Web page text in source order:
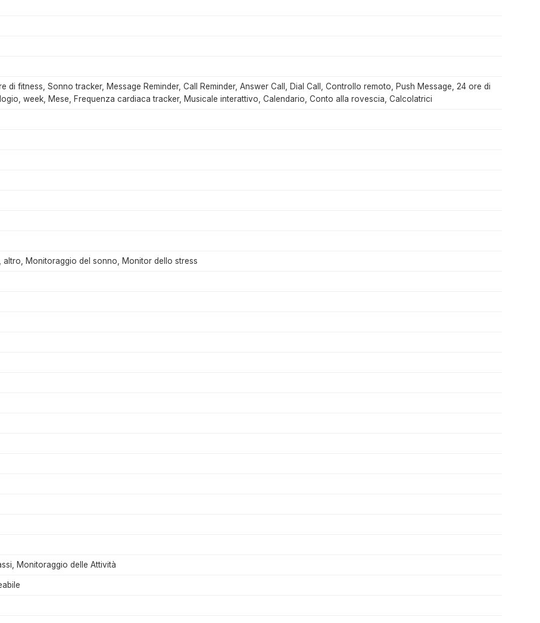
di fitness, Sonno tracker, Message Reminder, Call Reminder, Answer Call, Dial Call, Controllo remoto, Push Message, 24 ore di
week, Mese, Frequenza cardiaca tracker, Musicale interattivo, Calendario, Conto alla rovescia, Calcolatrici
altro, Monitoraggio del sonno, Monitor dello stress
Monitoraggio delle Attività